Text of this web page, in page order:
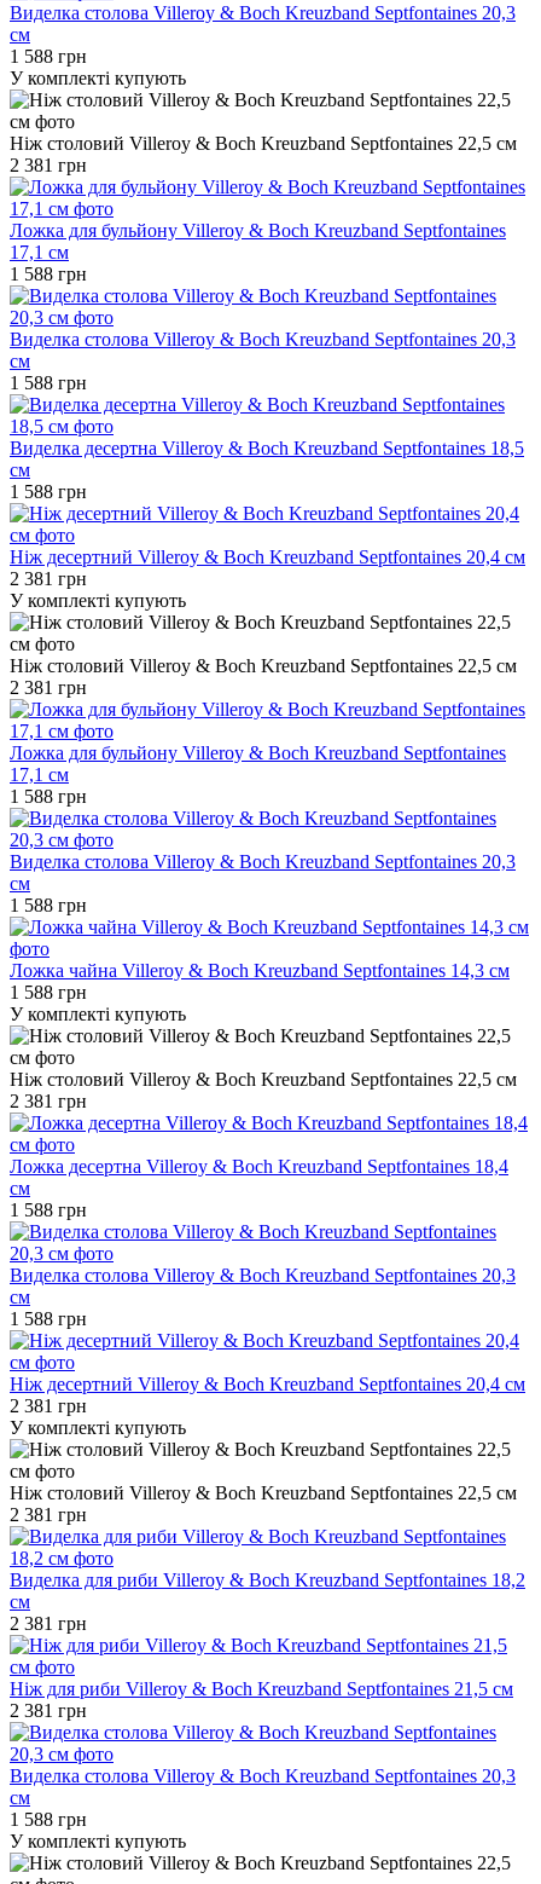
Виделка столова Villeroy & Boch Kreuzband Septfontaines 20,3
см
1 588 грн
У комплекті купують
Ніж столовий Villeroy & Boch Kreuzband Septfontaines 22,5 см
2 381 грн
Ложка для бульйону Villeroy & Boch Kreuzband Septfontaines
17,1 см
1 588 грн
Виделка столова Villeroy & Boch Kreuzband Septfontaines 20,3
см
1 588 грн
Виделка десертна Villeroy & Boch Kreuzband Septfontaines 18,5
см
1 588 грн
Ніж десертний Villeroy & Boch Kreuzband Septfontaines 20,4 см
2 381 грн
У комплекті купують
Ніж столовий Villeroy & Boch Kreuzband Septfontaines 22,5 см
2 381 грн
Ложка для бульйону Villeroy & Boch Kreuzband Septfontaines
17,1 см
1 588 грн
Виделка столова Villeroy & Boch Kreuzband Septfontaines 20,3
см
1 588 грн
Ложка чайна Villeroy & Boch Kreuzband Septfontaines 14,3 см
1 588 грн
У комплекті купують
Ніж столовий Villeroy & Boch Kreuzband Septfontaines 22,5 см
2 381 грн
Ложка десертна Villeroy & Boch Kreuzband Septfontaines 18,4
см
1 588 грн
Виделка столова Villeroy & Boch Kreuzband Septfontaines 20,3
см
1 588 грн
Ніж десертний Villeroy & Boch Kreuzband Septfontaines 20,4 см
2 381 грн
У комплекті купують
Ніж столовий Villeroy & Boch Kreuzband Septfontaines 22,5 см
2 381 грн
Виделка для риби Villeroy & Boch Kreuzband Septfontaines 18,2
см
2 381 грн
Ніж для риби Villeroy & Boch Kreuzband Septfontaines 21,5 см
2 381 грн
Виделка столова Villeroy & Boch Kreuzband Septfontaines 20,3
см
1 588 грн
У комплекті купують